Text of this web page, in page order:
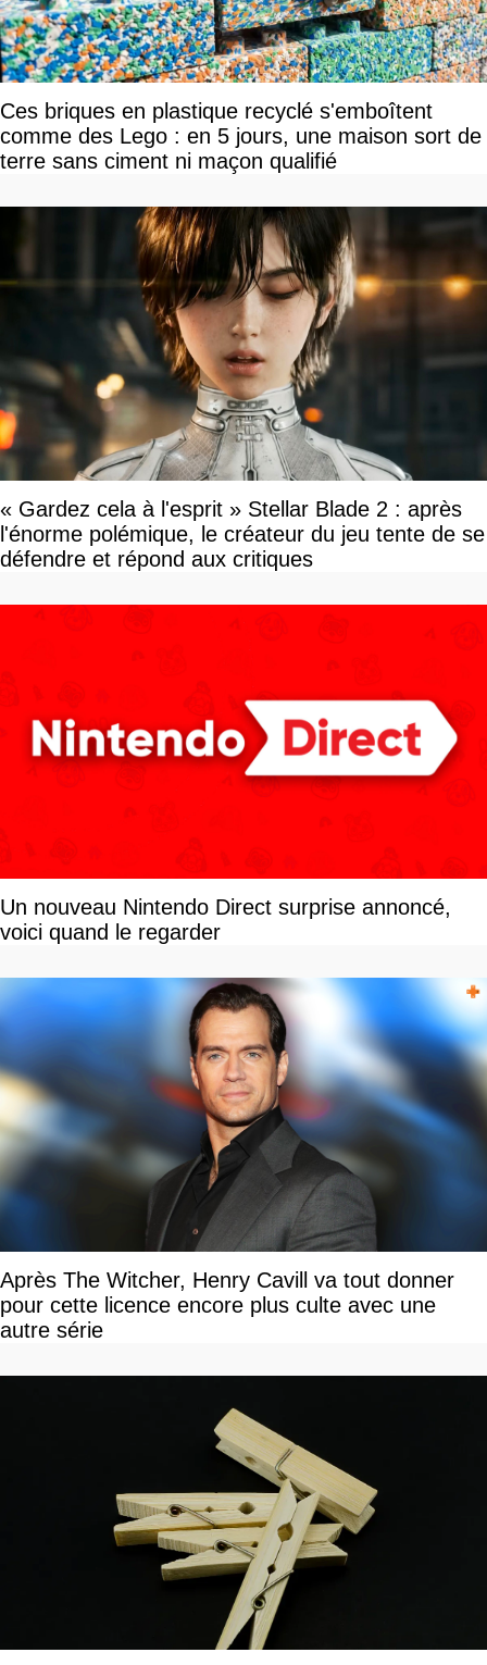
Ces briques en plastique recyclé s'emboîtent
comme des Lego : en 5 jours, une maison sort de
terre sans ciment ni maçon qualifié
« Gardez cela à l'esprit » Stellar Blade 2 : après
l'énorme polémique, le créateur du jeu tente de se
défendre et répond aux critiques
Un nouveau Nintendo Direct surprise annoncé,
voici quand le regarder
Après The Witcher, Henry Cavill va tout donner
pour cette licence encore plus culte avec une
autre série